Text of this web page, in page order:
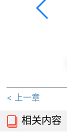
< 上一章
 相关内容